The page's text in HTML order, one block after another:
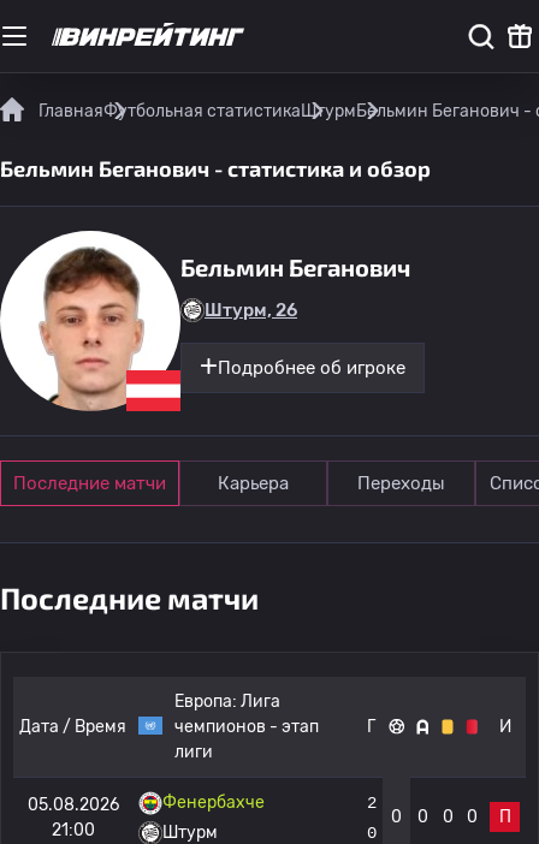
ГлавнаяФутбольная статистикаШтурмБельмин Беганович -
Бельмин Беганович - статистика и обзор
Бельмин Беганович
Штурм, 26
Подробнее об игроке
Последние матчи Карьера Переходы
Последние матчи
Дата / Время
Европа: Лига
чемпионов - этап
лиги
Г И
05.08.2026
21:00
Фенербахче
Штурм
2
0
0 0 0 0 П